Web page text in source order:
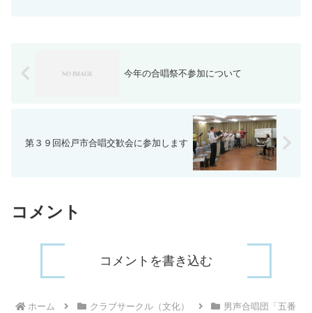
今年の合唱祭不参加について
第３９回松戸市合唱交歓会に参加します
コメント
コメントを書き込む
ホーム クラブサークル（文化）
男声合唱団「五番